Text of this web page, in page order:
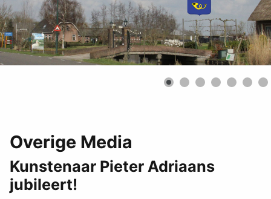
Overige Media
Kunstenaar Pieter Adriaans
jubileert!